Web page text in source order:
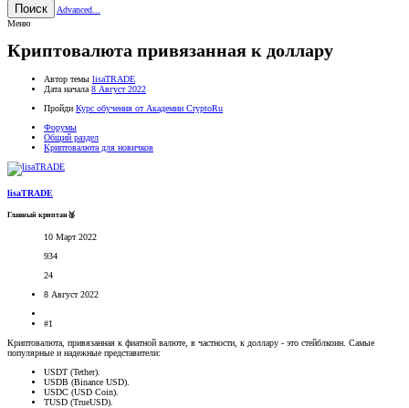
Поиск
Advanced...
Меню
Криптовалюта привязанная к доллару
Автор темы lisaTRADE
Дата начала 8 Август 2022
Пройди Курс обучения от Академии CryptoRu
Форумы
Общий раздел
Криптовалюта для новичков
lisaTRADE
Главный криптан🥈
10 Март 2022
934
24
8 Август 2022
#1
Криптовалюта, привязанная к фиатной валюте, в частности, к доллару - это стейблкоин. Самые
популярные и надежные представители:
USDT (Tether).
USDB (Binance USD).
USDC (USD Coin).
TUSD (TrueUSD).